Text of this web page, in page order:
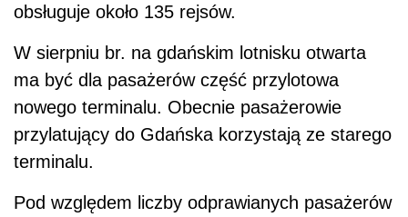
obsługuje około 135 rejsów.
W sierpniu br. na gdańskim lotnisku otwarta
ma być dla pasażerów część przylotowa
nowego terminalu. Obecnie pasażerowie
przylatujący do Gdańska korzystają ze starego
terminalu.
Pod względem liczby odprawianych pasażerów